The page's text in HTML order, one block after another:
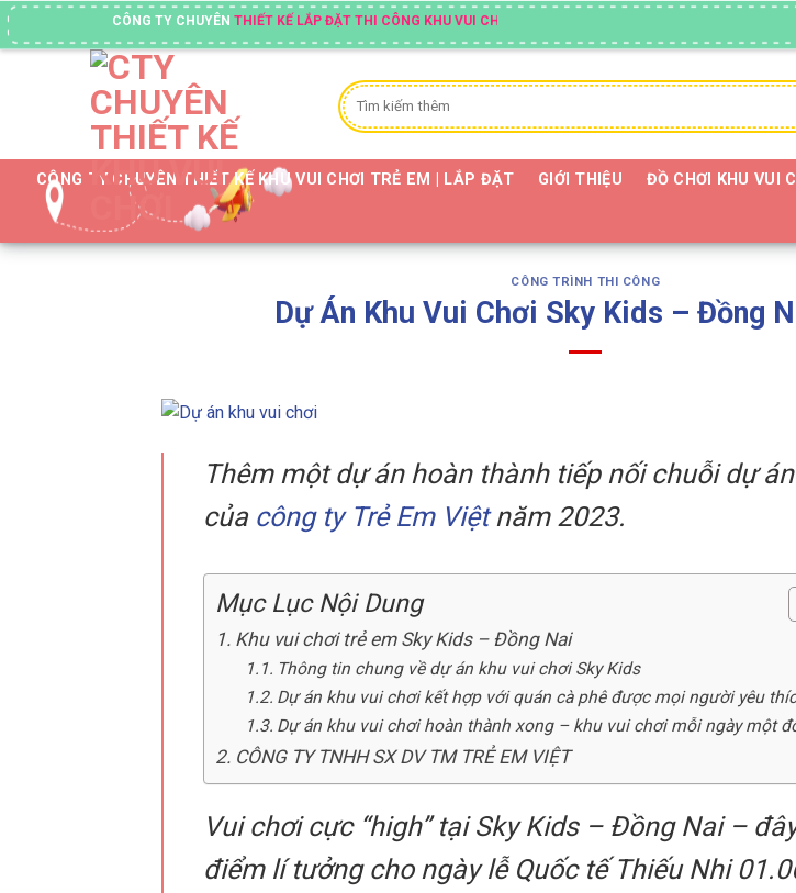
Skip
to
CÔNG TY CHUYÊNTHIẾT KẾ LẮP ĐẶT THI CÔNG KHU VUI CHƠI TRẺ EM!!
Tìm
kiếm:
CÔNG TY CHUYÊN THIẾT KẾ KHU VUI CHƠI TRẺ EM | LẮP ĐẶT GIỚI THIỆU ĐỒ CHƠI KHU VUI
CÔNG TRÌNH THI CÔNG
Dự Án Khu Vui Chơi Sky Kids – Đồng
Thêm một dự án hoàn thành tiếp nối chuỗi dự
của công ty Trẻ Em Việtnăm 2023.
Mục Lục Nội Dung
Khu vui chơi trẻ em Sky Kids – Đồng Nai
Thông tin chung về dự án khu vui chơi Sky Kids
Dự án khu vui chơi kết hợp với quán cà phê được mọi người yêu
Dự án khu vui chơi hoàn thành xong – khu vui chơi mỗi ngày một
CÔNG TY TNHH SX DV TM TRẺ EM VIỆT
Vui chơi cực “high” tại Sky Kids – Đồng Nai –
điểm lí tưởng cho ngày lễ Quốc tế Thiếu Nhi